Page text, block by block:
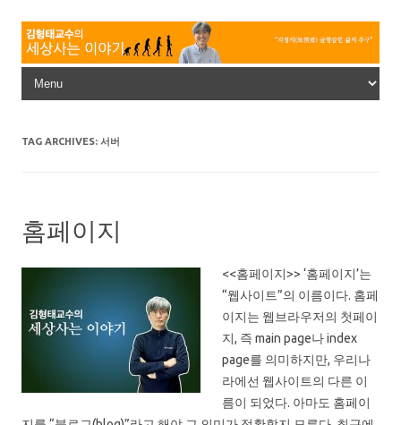
Skip to content
TAG ARCHIVES: 서버
홈페이지
<<홈페이지>> ‘홈페이지’는
“웹사이트”의 이름이다. 홈페
이지는 웹브라우저의 첫페이
지, 즉 main page나 index
page를 의미하지만, 우리나
라에선 웹사이트의 다른 이
름이 되었다. 아마도 홈페이